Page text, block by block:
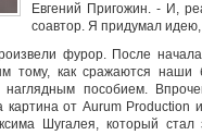
Евгений Пригожин. - И,
соавтор. Я придумал
фурор. После
тому, как сражаются
наглядным пособием.
картина от Aurum
Шугалея, который